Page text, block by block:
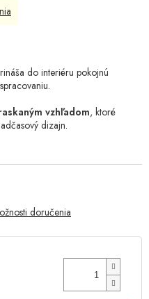
doručenia
do interiéru pokojnú
vzhľadom, ktoré
dizajn.